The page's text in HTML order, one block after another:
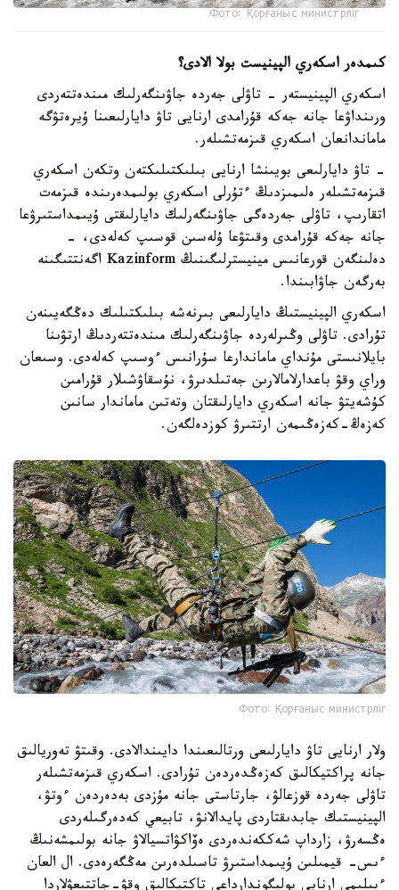
Фото: Қорғаныс министрліг
كىمدەر اسكەري الپينيست بولا الادى؟
اسكەري الپينيستەر - تاۋلى جەردە جاۋىنگەرلىك مىندەتتەردى
ورىنداۋعا جانە جەكە قۇرامدى ارنايى تاۋ دايارلىعىنا ۇيرەتۋگە
ماماندانعان اسكەري قىزمەتشىلەر.
- تاۋ دايارلىعى بويىنشا ارنايى بىلىكتىلىكتەن وتكەن اسكەري
قىزمەتشىلەر ەلىمىزدىڭ ءتۇرلى اسكەري بولىمدەرىندە قىزمەت
اتقارىپ، تاۋلى جەردەگى جاۋىنگەرلىك دايارلىقتى ۇيىمداستىرۋعا
جانە جەكە قۇرامدى وقىتۋعا ۇلەسىن قوسىپ كەلەدى، -
دەلىنگەن قورعانىس مينيسترلىگىنىڭ Kazinform اگەنتتىگىنە
بەرگەن جاۋابىندا.
اسكەري الپينيستىڭ دايارلىعى بىرنەشە بىلىكتىلىك دەڭگەيىنەن
تۇرادى. تاۋلى وڭىرلەردە جاۋىنگەرلىك مىندەتتەردىڭ ارتۋىنا
بايلانىستى مۇنداي ماماندارعا سۇرانىس ءوسىپ كەلەدى. وسىعان
وراي وقۋ باعدارلامالارىن جەتىلدىرۋ، نۇسقاۋشىلار قۇرامىن
كۇشەيتۋ جانە اسكەري دايارلىقتان وتەتىن ماماندار سانىن
كەزەڭ-كەزەڭىمەن ارتتىرۋ كوزدەلگەن.
Фото: Қорғаныс министрліг
ولار ارنايى تاۋ دايارلىعى ورتالىعىندا دايىندالادى. وقىتۋ تەوريالىق
جانە پراكتيكالىق كەزەڭدەردەن تۇرادى. اسكەري قىزمەتشىلەر
تاۋلى جەردە قوزعالۋ، جارتاستى جانە مۇزدى بەدەردەن ءوتۋ،
الپينيستىك جابدىقتاردى پايدالانۋ، تابيعي كەدەرگىلەردى
ەڭسەرۋ، زارداپ شەككەندەردى ەۆاكۋاتسيالاۋ جانە بولىمشەنىڭ
ءىس- قيمىلىن ۇيىمداستىرۋ تاسىلدەرىن مەڭگەرەدى. ال العان